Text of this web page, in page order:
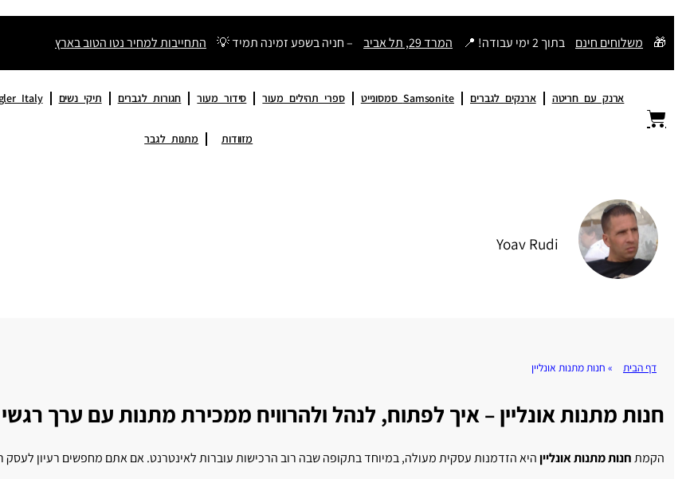
דילוג
🎁 משלוחים חינם בתוך 2 ימי עבודה! 📍 המרד 29, תל אביב – חניה בשפע זמינה תמיד 💡 התחייבות למחיר נטו הטוב בארץ
ארנק עם חריטה ארנקים לגברים Samsonite סמסונייט ספרי תהילים מעור סידור מעור חגורות לגברים תיקי נשים Italy
מזוודות מתנות לגבר
Yoav Rudi
דף הבית » חנות מתנות אונליין
חנות מתנות אונליין – איך לפתוח, לנהל ולהרוויח ממכירת מתנות עם ערך רגשי
הקמתחנות מתנות אונלייןהיא הזדמנות עסקית מעולה, במיוחד בתקופה שבה רוב הרכישות עוברות לאינטרנט. אם אתם מחפשים רעיון לעסק